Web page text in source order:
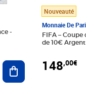
-
Ajouter au panier
Nouveauté
Monnaie De
FIFA –
de 10€
148,00€